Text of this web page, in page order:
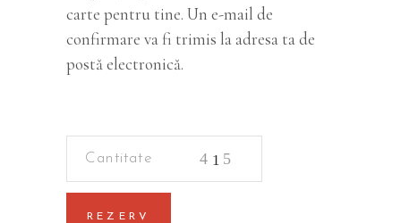
carte pentru tine. Un e-mail de
confirmare va fi trimis la adresa ta de
postă electronică.
REZERV